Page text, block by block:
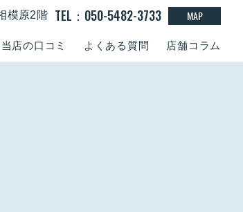
当店の口コミ よくある質問 店舗コラム
模原2階 TEL：050-5482-3733 MAP